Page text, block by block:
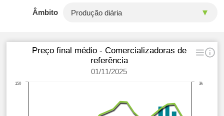
Âmbito
Preço final médio - Comercializadoras de
referência
01/11/2025
3k
150